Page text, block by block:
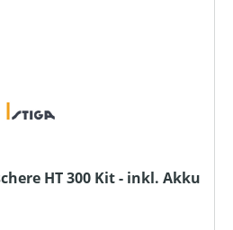
HT 300 Kit - inkl. Akku